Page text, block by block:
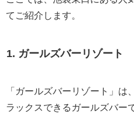
てご紹介します。
1. ガールズバーリゾート
「ガールズバーリゾート」は
ラックスできるガールズバー